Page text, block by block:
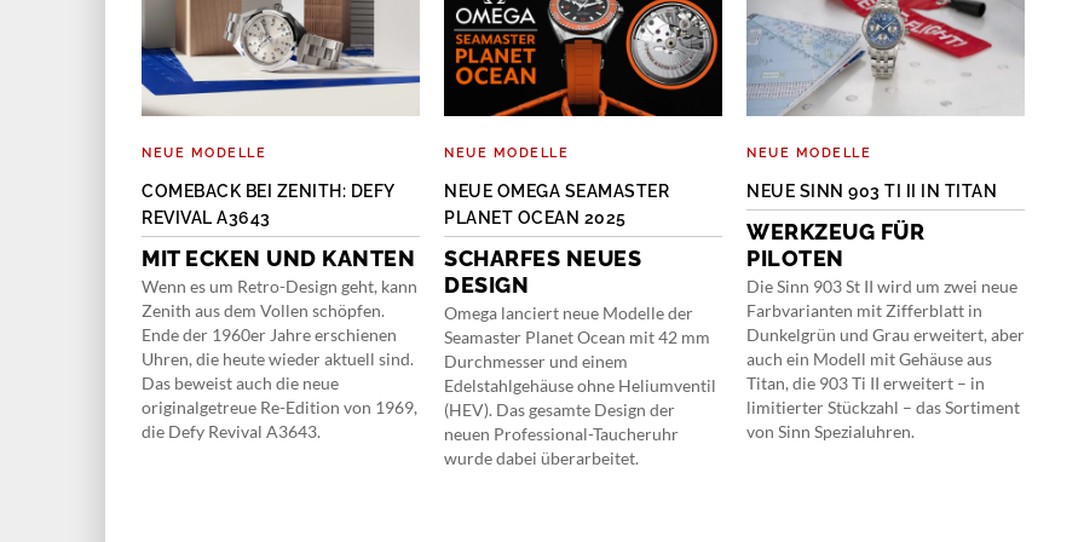
NEUE MODELLE
COMEBACK BEI ZENITH: DEFY
REVIVAL A3643
MIT ECKEN UND KANTEN
Wenn es um Retro-Design geht, kann
Zenith aus dem Vollen schöpfen.
Ende der 1960er Jahre erschienen
Uhren, die heute wieder aktuell sind.
Das beweist auch die neue
originalgetreue Re-Edition von 1969,
die Defy Revival A3643.
NEUE MODELLE
NEUE OMEGA SEAMASTER
PLANET OCEAN 2025
SCHARFES NEUES
DESIGN
Omega lanciert neue Modelle der
Seamaster Planet Ocean mit 42 mm
Durchmesser und einem
Edelstahlgehäuse ohne Heliumventil
(HEV). Das gesamte Design der
neuen Professional-Taucheruhr
wurde dabei überarbeitet.
NEUE MODELLE
NEUE SINN 903 TI II IN TITAN
WERKZEUG FÜR
PILOTEN
Die Sinn 903 St II wird um zwei neue
Farbvarianten mit Zifferblatt in
Dunkelgrün und Grau erweitert, aber
auch ein Modell mit Gehäuse aus
Titan, die 903 Ti II erweitert – in
limitierter Stückzahl – das Sortiment
von Sinn Spezialuhren.